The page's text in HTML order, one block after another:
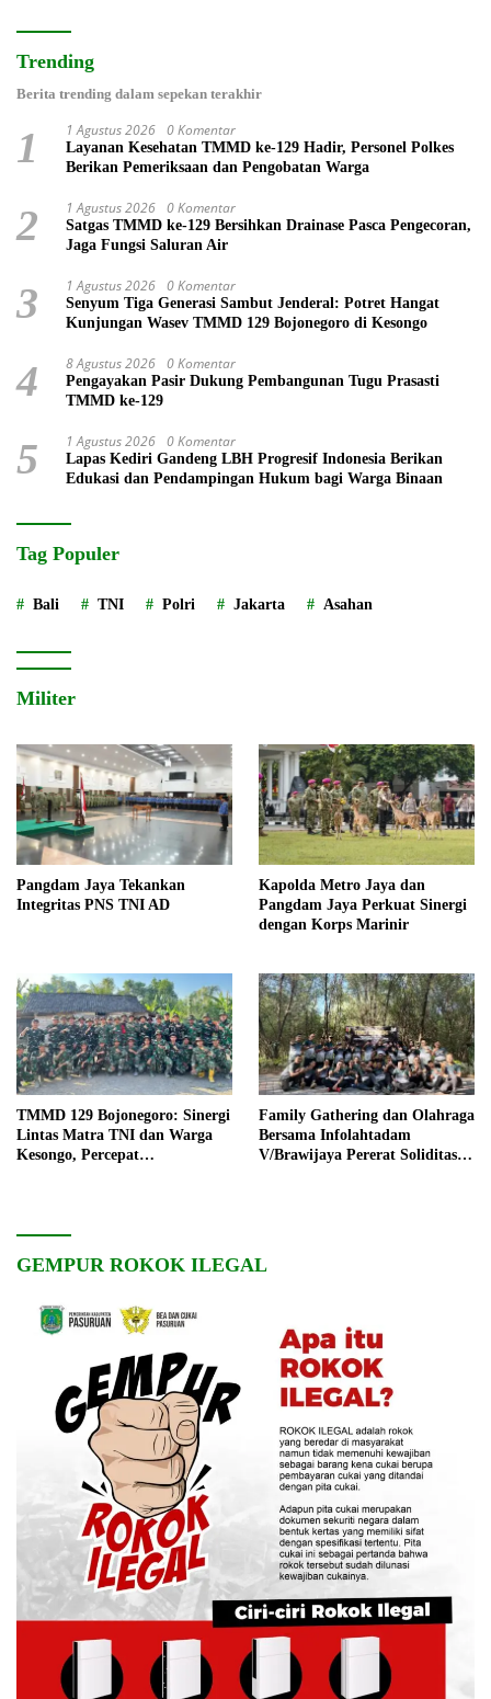
Trending
Berita trending dalam sepekan terakhir
1 1 Agustus 2026 0 Komentar
Layanan Kesehatan TMMD ke-129 Hadir, Personel Polkes
Berikan Pemeriksaan dan Pengobatan Warga
2 1 Agustus 2026 0 Komentar
Satgas TMMD ke-129 Bersihkan Drainase Pasca Pengecoran,
Jaga Fungsi Saluran Air
3 1 Agustus 2026 0 Komentar
Senyum Tiga Generasi Sambut Jenderal: Potret Hangat
Kunjungan Wasev TMMD 129 Bojonegoro di Kesongo
4 8 Agustus 2026 0 Komentar
Pengayakan Pasir Dukung Pembangunan Tugu Prasasti
TMMD ke-129
5 1 Agustus 2026 0 Komentar
Lapas Kediri Gandeng LBH Progresif Indonesia Berikan
Edukasi dan Pendampingan Hukum bagi Warga Binaan
Tag Populer
Bali TNI Polri Jakarta Asahan
Militer
Pangdam Jaya Tekankan
Integritas PNS TNI AD
Kapolda Metro Jaya dan
Pangdam Jaya Perkuat Sinergi
dengan Korps Marinir
TMMD 129 Bojonegoro: Sinergi
Lintas Matra TNI dan Warga
Kesongo, Percepat
Family Gathering dan Olahraga
Bersama Infolahtadam
V/Brawijaya Pererat Soliditas
GEMPUR ROKOK ILEGAL